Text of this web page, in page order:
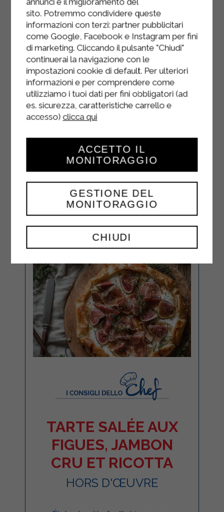
Transférez le mélange dans une
poche à douille et placez-la au
réfrigérateur pendant au moins une
heure.
Pour préparer la garniture, coupez
les choux à la crème en deux,
pressez la crème de saumon à
l'intérieur, ajoutez un petit morceau
(environ 5 g) et refermez-les.
TARTE SALÉE AUX
FIGUES, JAMBON
CRU ET RICOTTA
HORS D'ŒUVRE
sito. Potremmo condividere queste
informazioni con terzi: partner pubblicitari
come Google, Facebook e Instagram per fini
di marketing. Cliccando il pulsante "Chiudi"
continuerai la navigazione con le
impostazioni cookie di default. Per ulteriori
informazioni e per comprendere come
utilizziamo i tuoi dati per fini obbligatori (ad
es. sicurezza, caratteristiche carrello e
accesso) clicca qui
CHIUDI
GESTIONE DEL
MONITORAGGIO
ACCETTO IL
MONITORAGGIO